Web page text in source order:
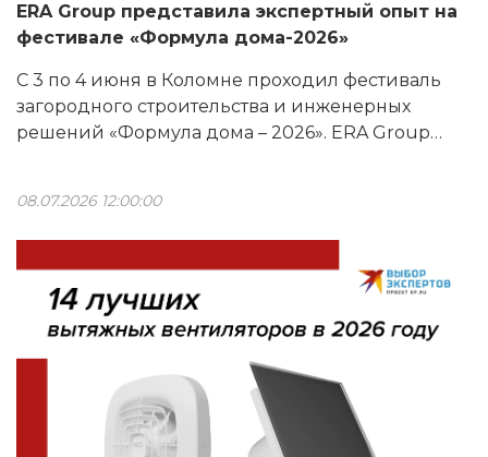
ERA Group представила экспертный опыт на
фестивале «Формула дома-2026»
С 3 по 4 июня в Коломне проходил фестиваль
загородного строительства и инженерных
решений «Формула дома – 2026». ERA Group
компании «Сантехкомплект».
08.07.2026 12:00:00